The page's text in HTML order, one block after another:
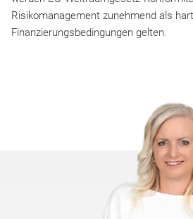
Risikomanagement zunehmend als
Finanzierungsbedingungen gelten.